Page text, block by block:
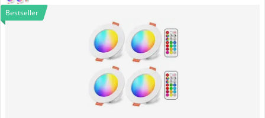
Bestseller